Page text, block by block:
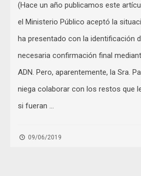
(Hace un año publicamos este
el Ministerio Público aceptó la
ha presentado con la identificación
necesaria confirmación final
ADN. Pero, aparentemente, la Sra.
niega colaborar con los restos que
si fueran …
09/06/2019